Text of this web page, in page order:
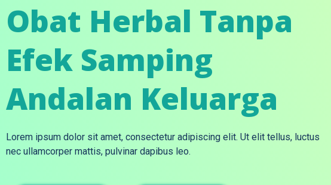
Obat Herbal Tanpa
Efek Samping
Andalan Keluarga
Lorem ipsum dolor sit amet, consectetur adipiscing elit. Ut elit tellus, luctus
nec ullamcorper mattis, pulvinar dapibus leo.